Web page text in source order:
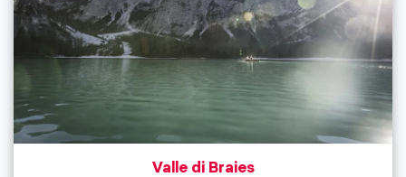
Valle di Braies